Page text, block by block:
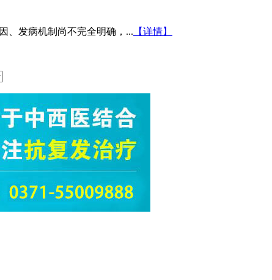
、发病机制尚不完全明确，... 【详情】